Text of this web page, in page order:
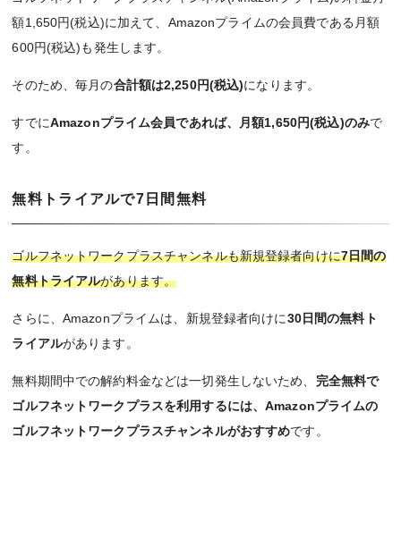
額1,650円(税込)に加えて、Amazonプライムの会員費である月額
600円(税込)も発生します。
そのため、毎月の合計額は2,250円(税込)になります。
すでにAmazonプライム会員であれば、月額1,650円(税込)のみで
す。
無料トライアルで7日間無料
ゴルフネットワークプラスチャンネルも新規登録者向けに7日間の
無料トライアルがあります。
さらに、Amazonプライムは、新規登録者向けに30日間の無料ト
ライアルがあります。
無料期間中での解約料金などは一切発生しないため、 完全無料で
ゴルフネットワークプラスを利用するには、Amazonプライムの
ゴルフネットワークプラスチャンネルがおすすめです。